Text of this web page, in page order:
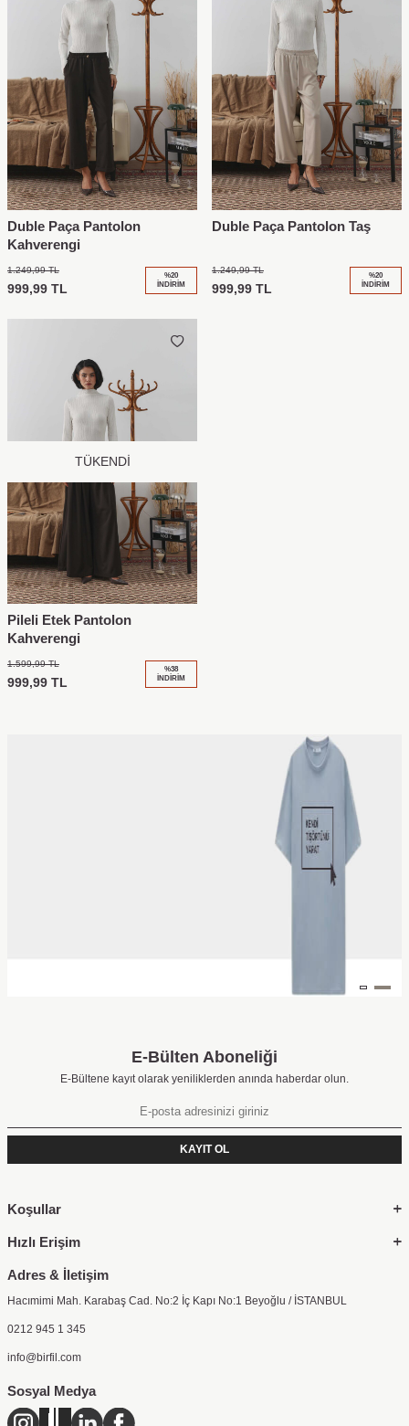
Duble Paça Pantolon
Kahverengi
1.249,99TL
999,99 TL
%20
İNDIRIM
Duble Paça Pantolon Taş
1.249,99TL
999,99 TL
%20
İNDIRIM
TÜKENDI
Pileli Etek Pantolon
Kahverengi
1.599,99TL
999,99 TL
%38
İNDIRIM
BASKILI T-SHIRT
E-Bülten Aboneliği
E-Bültene kayıt olarak yeniliklerden anında haberdar olun.
KAYIT OL
Koşullar
Hızlı Erişim
Adres & İletişim
Hacımimi Mah. Karabaş Cad. No:2 İç Kapı No:1 Beyoğlu / İSTANBUL
0212 945 1 345
info@birfil.com
Sosyal Medya